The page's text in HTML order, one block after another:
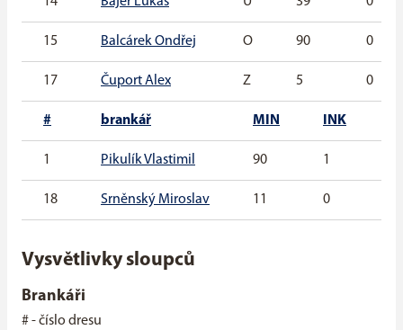
15 Balcárek Ondřej O 90 0
17 Čuport Alex Z 5 0
# brankář MIN INK
1 Pikulík Vlastimil 90 1
18 Srněnský Miroslav 11 0
Vysvětlivky sloupců
Brankáři
# - číslo dresu